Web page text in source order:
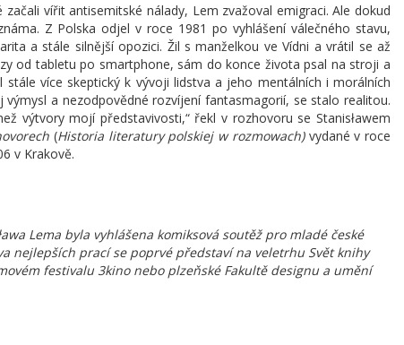
vířit antisemitské nálady, Lem zvažoval emigraci. Ale dokud
Z Polska odjel v roce 1981 po vyhlášení válečného stavu,
a stále silnější opozici. Žil s manželkou ve Vídni a vrátil se až
od tabletu po smartphone, sám do konce života psal na stroji a
více skeptický k vývoji lidstva a jeho mentálních i morálních
a nezodpovědné rozvíjení fantasmagorií, se stalo realitou.
výtvory mojí představivosti,“ řekl v rozhovoru se Stanisławem
(Historia literatury polskiej w rozmowach)vydané v roce
v Krakově.
Lema byla vyhlášena komiksová soutěž pro mladé české
nejlepších prací se poprvé představí na veletrhu Svět knihy
festivalu 3kino nebo plzeňské Fakultě designu a umění